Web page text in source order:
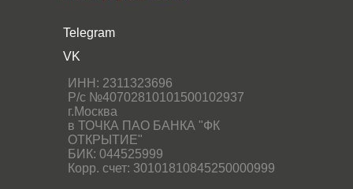
VK
Telegram
ИНН: 2311323696
Р/c №40702810101500102937
г.Москва
в ТОЧКА ПАО БАНКА "ФК
ОТКРЫТИЕ"
БИК: 044525999
Корр. счет: 30101810845250000999